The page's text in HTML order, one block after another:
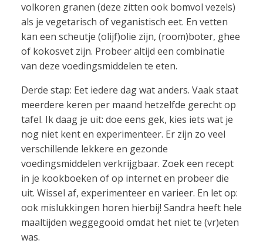
volkoren granen (deze zitten ook bomvol vezels)
als je vegetarisch of veganistisch eet. En vetten
kan een scheutje (olijf)olie zijn, (room)boter, ghee
of kokosvet zijn. Probeer altijd een combinatie
van deze voedingsmiddelen te eten.
Derde stap: Eet iedere dag wat anders. Vaak staat
meerdere keren per maand hetzelfde gerecht op
tafel. Ik daag je uit: doe eens gek, kies iets wat je
nog niet kent en experimenteer. Er zijn zo veel
verschillende lekkere en gezonde
voedingsmiddelen verkrijgbaar. Zoek een recept
in je kookboeken of op internet en probeer die
uit. Wissel af, experimenteer en varieer. En let op:
ook mislukkingen horen hierbij! Sandra heeft hele
maaltijden weggegooid omdat het niet te (vr)eten
was.